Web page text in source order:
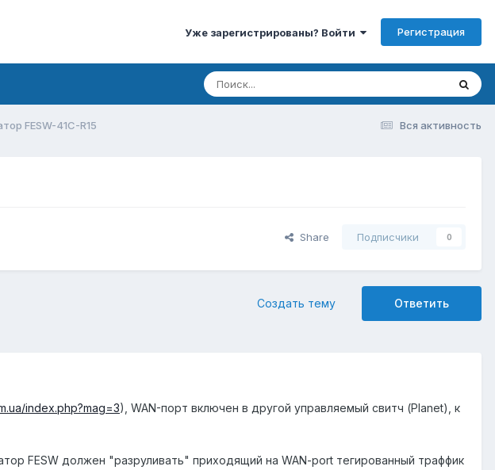
Уже зарегистрированы? Войти Регистрация
Вся активность
FESW-41C-R15
Share Подписчики 0
Ответить
Создать тему
index.php?mag=3), WAN-порт включен в другой управляемый свитч (Planet), к
FESW должен "разруливать" приходящий на WAN-port тегированный траффик